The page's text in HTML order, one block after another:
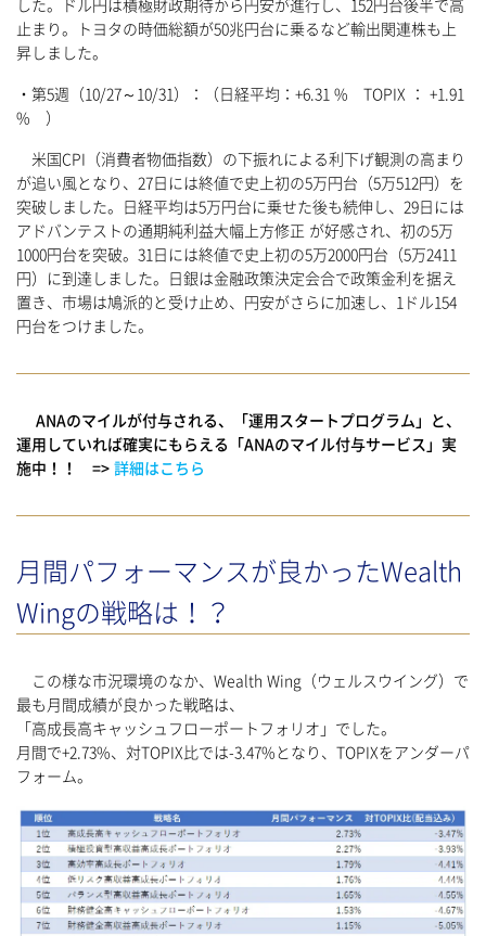
した。ドル円は積極財政期待から円安が進行し、152円台後半で高
止まり。トヨタの時価総額が50兆円台に乗るなど輸出関連株も上
昇しました。
・第5週（10/27～10/31）：（日経平均：+6.31 % TOPIX ： +1.91
% ）
米国CPI（消費者物価指数）の下振れによる利下げ観測の高まり
が追い風となり、27日には終値で史上初の5万円台（5万512円）を
突破しました。日経平均は5万円台に乗せた後も続伸し、29日には
アドバンテストの通期純利益大幅上方修正 が好感され、初の5万
1000円台を突破。31日には終値で史上初の5万2000円台（5万2411
円）に到達しました。日銀は金融政策決定会合で政策金利を据え
置き、市場は鳩派的と受け止め、円安がさらに加速し、1ドル154
円台をつけました。
ANAのマイルが付与される、「運用スタートプログラム」と、
運用していれば確実にもらえる「ANAのマイル付与サービス」実
施中！！ => 詳細はこちら
月間パフォーマンスが良かったWealth
Wingの戦略は！？
この様な市況環境のなか、Wealth Wing（ウェルスウイング）で
最も月間成績が良かった戦略は、
「高成長高キャッシュフローポートフォリオ」でした。
月間で+2.73%、対TOPIX比では-3.47%となり、TOPIXをアンダーパ
フォーム。